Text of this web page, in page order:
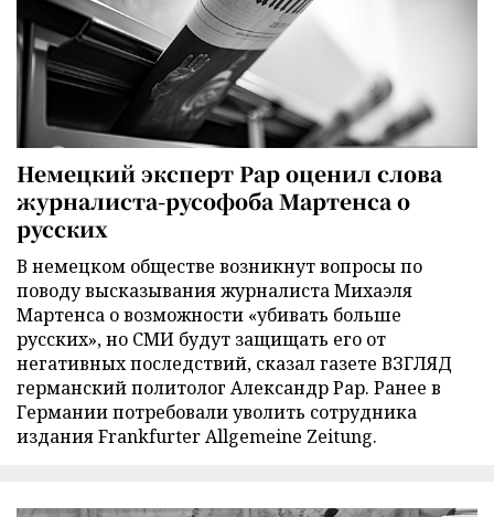
Немецкий эксперт Рар оценил слова
журналиста-русофоба Мартенса о
русских
В немецком обществе возникнут вопросы по
поводу высказывания журналиста Михаэля
Мартенса о возможности «убивать больше
русских», но СМИ будут защищать его от
негативных последствий, сказал газете ВЗГЛЯД
германский политолог Александр Рар. Ранее в
Германии потребовали уволить сотрудника
издания Frankfurter Allgemeine Zeitung.